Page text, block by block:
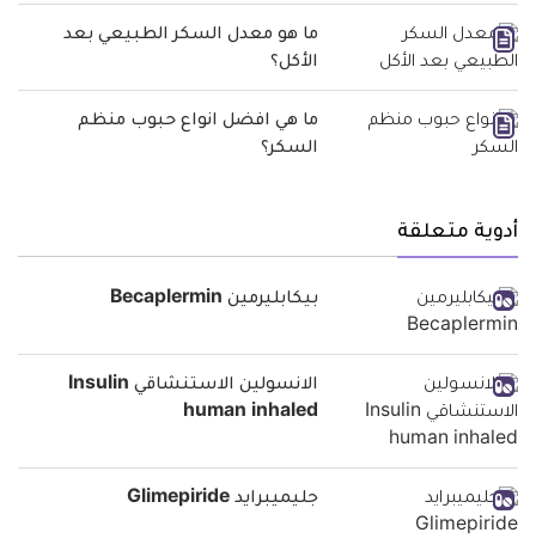
ما هو معدل السكر الطبيعي بعد
الأكل؟
ما هي افضل انواع حبوب منظم
السكر؟
أدوية متعلقة
بيكابليرمين Becaplermin
الانسولين الاستنشاقي Insulin
human inhaled
جليميبرايد Glimepiride